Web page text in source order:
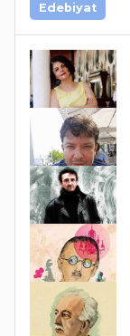
Edebiyat